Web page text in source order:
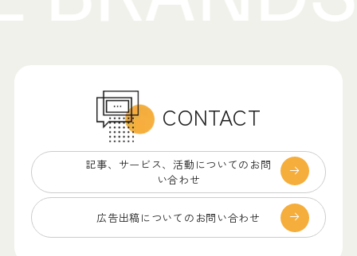
CONTACT
記事、サービス、 活動についてのお問
い合わせ
広告出稿についての お問い合わせ